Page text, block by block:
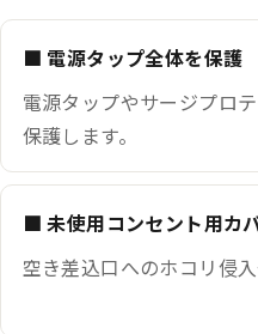
■ 電源タップ全体を保護
電源タップやサージプロ
保護します。
■ 未使用コンセント用カ
空き差込口へのホコリ侵